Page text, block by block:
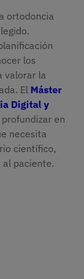
ortodoncia
los
valorar la
El Máster
Digital y
en
necesita
científico,
paciente.